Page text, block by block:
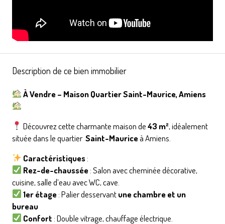
Description de ce bien immobilier
À Vendre – Maison Quartier Saint-Maurice, Amiens
Découvrez cette charmante maison de43 m², idéalement
située dans le quartier Saint-Mauriceà Amiens.
Caractéristiques:
Rez-de-chaussée: Salon avec cheminée décorative,
cuisine, salle d’eau avec WC, cave.
1er étage: Palier desservantune chambre et un
bureau
Confort : Double vitrage, chauffage électrique.